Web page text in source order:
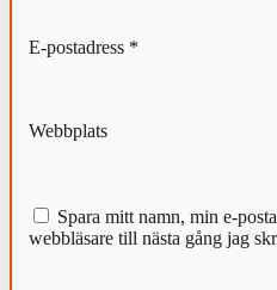
E-postadress *
Webbplats
Spara mitt namn, min e-
webbläsare till nästa gång jag